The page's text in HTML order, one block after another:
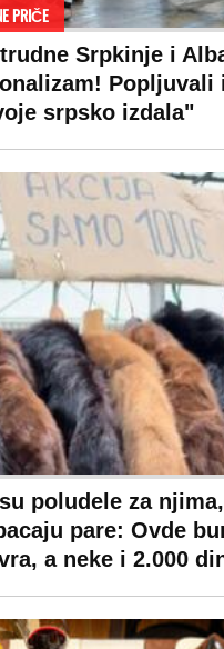
PRIČE
Srpkinje i
Popljuvali
srpsko izdala"
poludele za njima,
pare: Ovde
a neke i 2.000